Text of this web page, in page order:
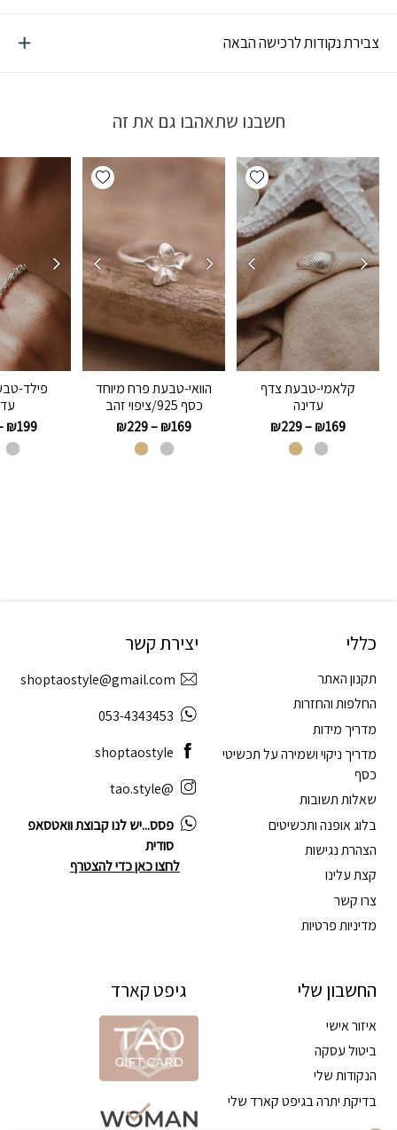
צבירת נקודות לרכישה הבאה
חשבנו שתאהבו גם את זה
Add wishlist
קלאמי-טבעת צדף
עדינה
₪169
–
₪229
Add wishlist
הוואי-טבעת פרח מיוחד
כסף 925/ציפוי זהב
₪169
–
₪229
פילד-
₪199
כללי
תקנון האתר
החלפות והחזרות
מדריך מידות
מדריך ניקוי ושמירה על תכשיטי
כסף
שאלות תשובות
בלוג אופנה ותכשיטים
הצהרת נגישות
קצת עלינו
צרו קשר
מדיניות פרטיות
החשבון שלי
איזור אישי
ביטול עסקה
הנקודות שלי
בדיקת יתרה בגיפט קארד שלי
יצירת קשר
shoptaostyle@gmail.com
053-4343453
shoptaostyle
@tao.style
פסס...יש לנו קבוצת וואטסאפ
סודית
לחצו כאן כדי להצטרף
גיפט קארד